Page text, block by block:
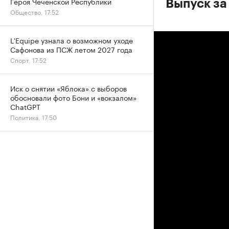
Выпуск
Общество, 17:52
L'Equipe узнала о возможном уходе
Сафонова из ПСЖ летом 2027 года
Спорт, 17:52
Иск о снятии «Яблока» с выборов
обосновали фото Бони и «вокзалом»
ChatGPT
Политика, 17:50